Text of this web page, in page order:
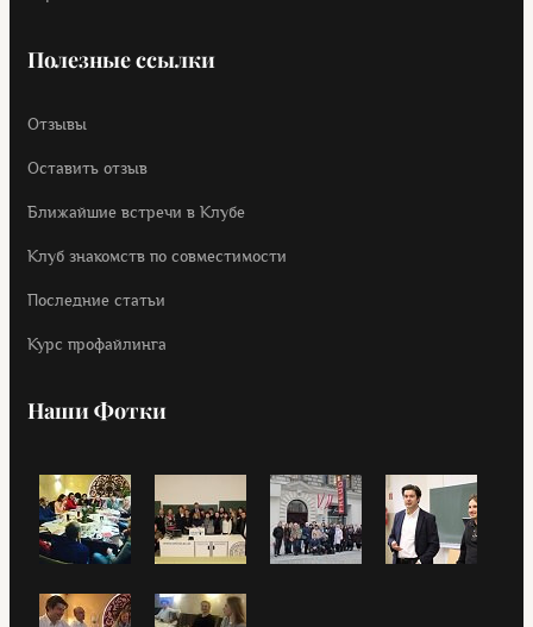
Полезные ссылки
Отзывы
Оставить отзыв
Ближайшие встречи в Клубе
Клуб знакомств по совместимости
Последние статьи
Курс профайлинга
Наши Фотки